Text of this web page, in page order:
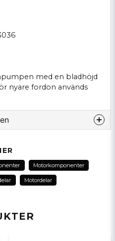
med en bladhöjd
nyare fordon används
Motorkomponenter
Motordelar